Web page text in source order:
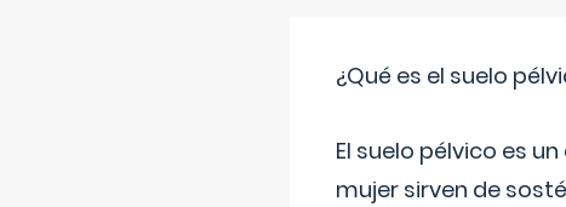
¿Qué es el suelo
El suelo pélvico es
mujer sirven de